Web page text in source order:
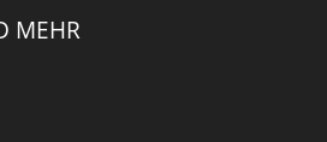
MEHR